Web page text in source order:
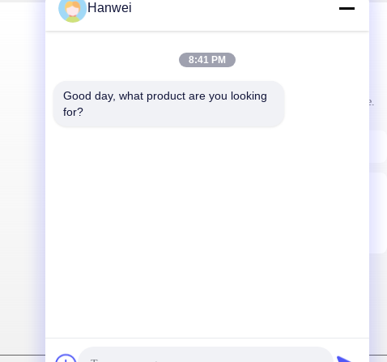
Notre Newsletter
Abonnez-vous à notre newsletter pour des réductions et plus encore.
Hanwei
8:41 PM
Good day, what product are you looking
for?